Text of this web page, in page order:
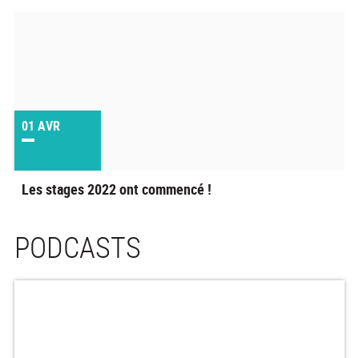
01 AVR
Les stages 2022 ont commencé !
PODCASTS